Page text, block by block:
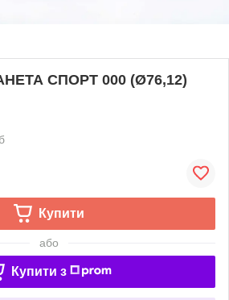
СПОРТ 000 (Ø76,12)
Купити
або
Купити з